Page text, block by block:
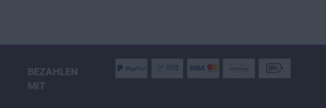
BEZAHLEN
MIT